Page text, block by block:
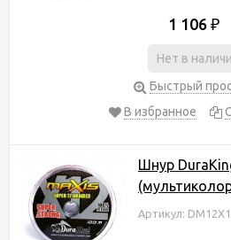
1 106 ₽
Нет в
Быстрый
В избранное
Шнур
Артикул: